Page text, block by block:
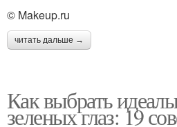
© Makeup.ru
читать дальше →
Как выбрать
зеленых глаз: 19